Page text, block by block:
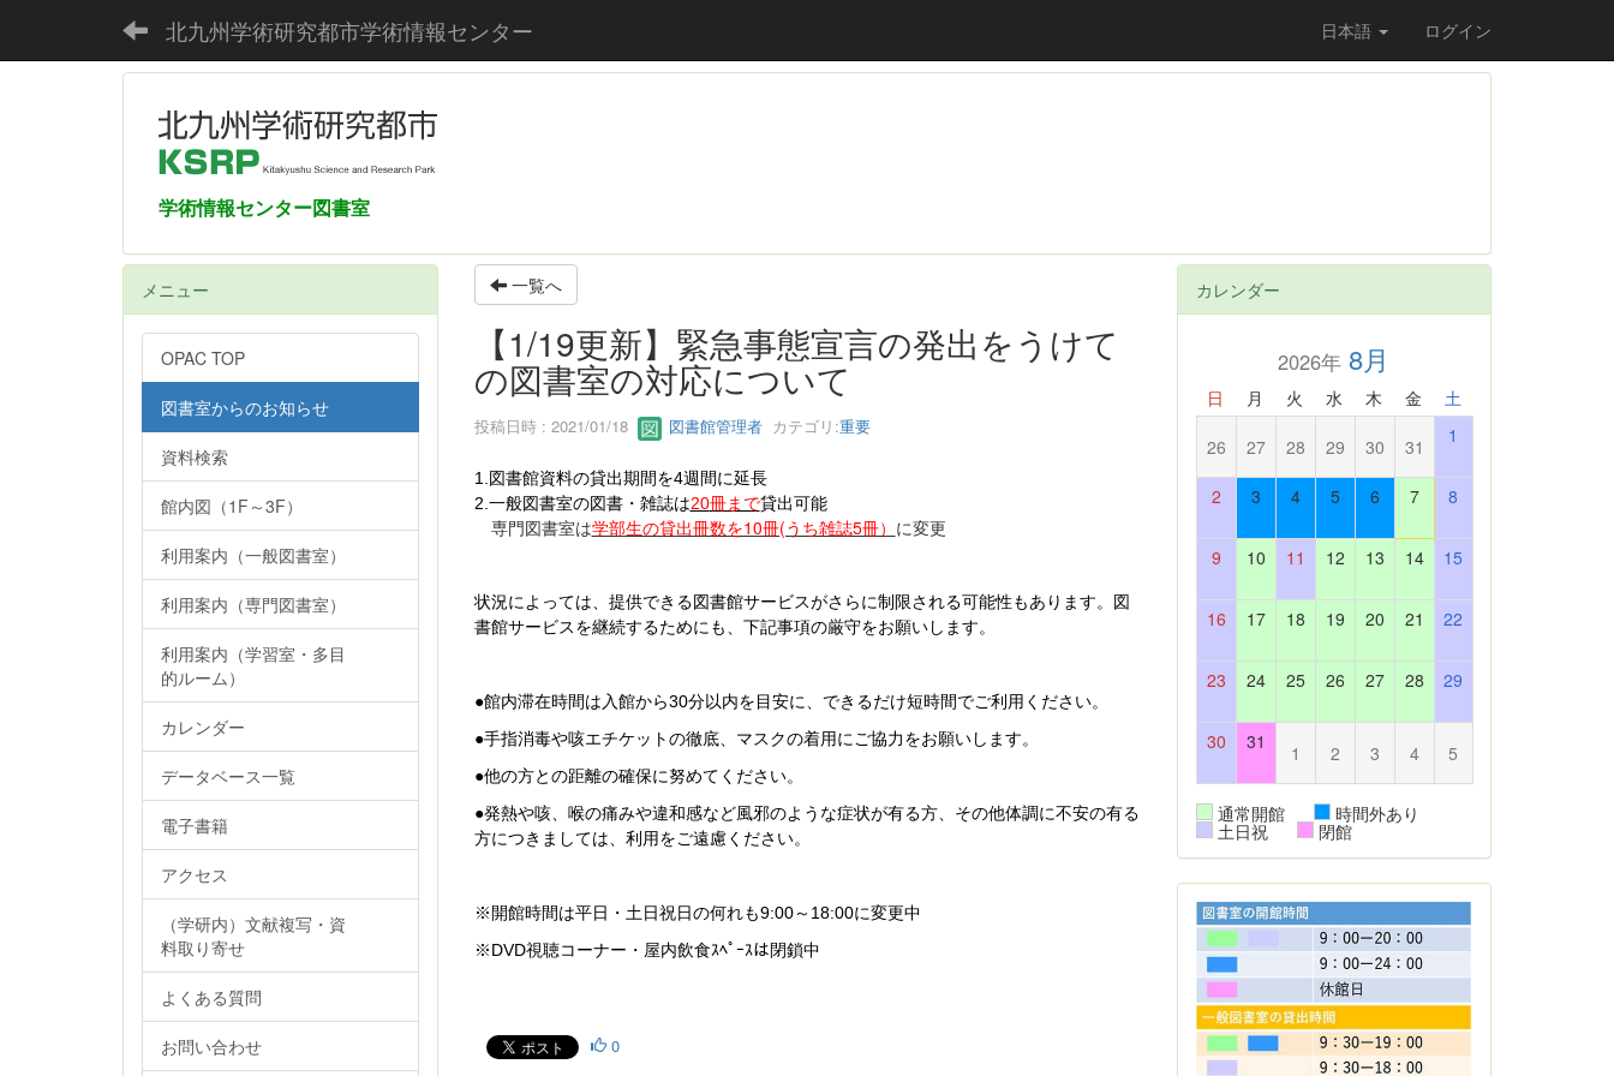
北九州学術研究都市学術情報センター 日本語 ログイン
学術情報センター図書室
一覧へ
【1/19更新】緊急事態宣言の発出をうけて
の図書室の対応について
投稿日時 : 2021/01/18 図書館管理者カテゴリ:重要
1. 図書館資料の貸出期間を4週間に延長
2.一般図書室の図書・雑誌は20冊まで貸出可能
専門図書室は学部生の貸出冊数を10冊(うち雑誌5冊） に変更
状況によっては、提供できる図書館サービスがさらに制限される可能性もあります。図
書館サービスを継続するためにも、下記事項の厳守をお願いします。
●館内滞在時間は入館から30分以内を目安に、できるだけ短時間でご利用ください。
●手指消毒や咳エチケットの徹底、マスクの着用にご協力をお願いします。
●他の方との距離の確保に努めてください。
●発熱や咳、喉の痛みや違和感など風邪のような症状が有る方、その他体調に不安の有る
方につきましては、利用をご遠慮ください。
※開館時間は平日・土日祝日の何れも9:00～ 18:00に変更中
※DVD視聴コーナー・屋内飲食ｽﾍﾟｰｽは閉鎖中
0
メニュー
OPAC TOP
図書室からのお知らせ
資料検索
館内図（1F～3F）
利用案内（一般図書室）
利用案内（専門図書室）
利用案内（学習室・多目
的ルーム）
カレンダー
データベース一覧
電子書籍
アクセス
（学研内）文献複写・資
料取り寄せ
よくある質問
お問い合わせ
カレンダー
2026年 8月
日 月 火 水 木 金 土
26 27 28 29 30 31 1
2 3 4 5 6 7 8
9 10 11 12 13 14 15
16 17 18 19 20 21 22
23 24 25 26 27 28 29
30 31 1 2 3 4 5
通常開館 時間外あり
土日祝 閉館